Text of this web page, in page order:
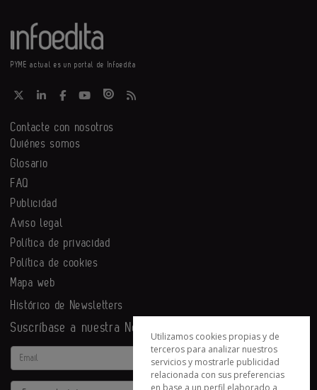
PYME actual es un portal de Infoedita
Contacte con nosotros
Quiénes somos
Glosario
FAQ
Publicidad
Aviso legal
Política de privacidad
Política de cookies
Mapa web
Histórico de Newsletters
Suscríbase a nuestra Newsletter
Email
Actividad
Utilizamos cookies propias y de
terceros para analizar nuestros
servicios y mostrarle publicidad
relacionada con sus preferencias
en base a un perfil elaborado a